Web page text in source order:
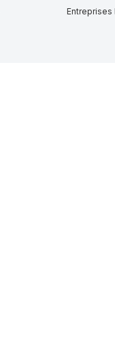
Entreprises